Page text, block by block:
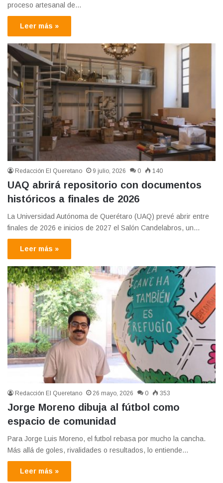
proceso artesanal de…
Leer más »
Redacción El Queretano 9 julio, 2026 0 140
UAQ abrirá repositorio con documentos
históricos a finales de 2026
La Universidad Autónoma de Querétaro (UAQ) prevé abrir entre
finales de 2026 e inicios de 2027 el Salón Candelabros, un…
Leer más »
Redacción El Queretano 26 mayo, 2026 0 353
Jorge Moreno dibuja al fútbol como
espacio de comunidad
Para Jorge Luis Moreno, el futbol rebasa por mucho la cancha.
Más allá de goles, rivalidades o resultados, lo entiende…
Leer más »